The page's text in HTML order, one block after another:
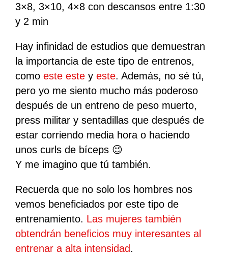
3×8, 3×10, 4×8 con descansos entre 1:30
y 2 min
Hay infinidad de estudios que demuestran
la importancia de este tipo de entrenos,
como este estey este. Además, no sé tú,
pero yo me siento mucho más poderoso
después de un entreno de peso muerto,
press militar y sentadillas que después de
estar corriendo media hora o haciendo
unos curls de bíceps 😉
Y me imagino que tú también.
Recuerda que no solo los hombres nos
vemos beneficiados por este tipo de
entrenamiento. Las mujeres también
obtendrán beneficios muy interesantes al
entrenar a alta intensidad.